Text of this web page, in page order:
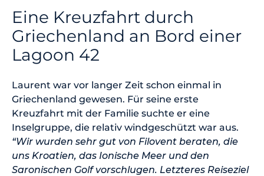
Eine Kreuzfahrt durch
Griechenland an Bord einer
Lagoon 42
Laurent war vor langer Zeit schon einmal in
Griechenland gewesen. Für seine erste
Kreuzfahrt mit der Familie suchte er eine
Inselgruppe, die relativ windgeschützt war aus.
“Wir wurden sehr gut von Filovent beraten, die
uns Kroatien, das Ionische Meer und den
Saronischen Golf vorschlugen. Letzteres Reiseziel